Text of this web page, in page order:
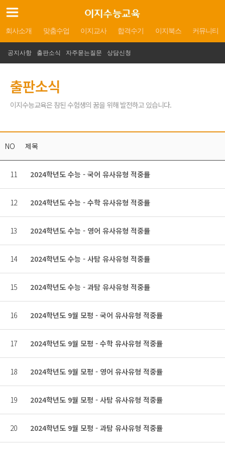
회사소개 맞춤수업 이지교사 합격수기 이지북스 커뮤니티
공지사항 출판소식 자주묻는질문 상담신청
출판소식
이지수능교육은 참된 수험생의 꿈을 위해 발전하고 있습니다.
NO 제목
11 2024학년도 수능 - 국어 유사유형 적중률
12 2024학년도 수능 - 수학 유사유형 적중률
13 2024학년도 수능 - 영어 유사유형 적중률
14 2024학년도 수능 - 사탐 유사유형 적중률
15 2024학년도 수능 - 과탐 유사유형 적중률
16 2024학년도 9월 모평 - 국어 유사유형 적중률
17 2024학년도 9월 모평 - 수학 유사유형 적중률
18 2024학년도 9월 모평 - 영어 유사유형 적중률
19 2024학년도 9월 모평 - 사탐 유사유형 적중률
20 2024학년도 9월 모평 - 과탐 유사유형 적중률